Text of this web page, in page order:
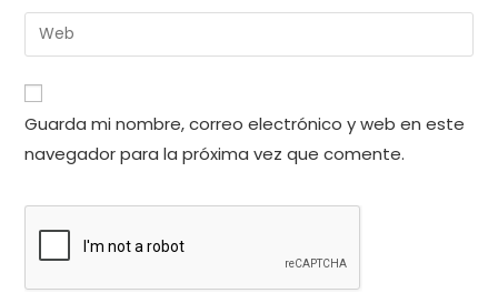
de
usuario
para
comentar
dirección
de
electrónico
para
comentar
Introduce
la
URL
de
tu
web
Guarda mi nombre, correo electrónico y web en este
navegador para la próxima vez que comente.